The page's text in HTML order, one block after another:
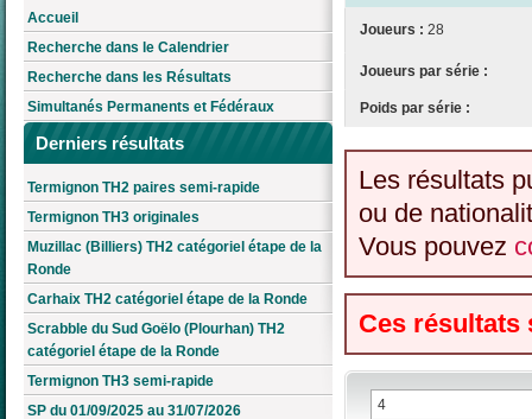
Accueil
Recherche dans le Calendrier
Recherche dans les Résultats
Simultanés Permanents et Fédéraux
Derniers résultats
Termignon TH2 paires semi-rapide
Termignon TH3 originales
Muzillac (Billiers) TH2 catégoriel étape de la
Ronde
Carhaix TH2 catégoriel étape de la Ronde
Scrabble du Sud Goëlo (Plourhan) TH2
catégoriel étape de la Ronde
Termignon TH3 semi-rapide
SP du 01/09/2025 au 31/07/2026
Joueurs : 28
Joueurs par série :
Poids par série :
Les résultats
ou de
Vous pouvez
Ces résultats